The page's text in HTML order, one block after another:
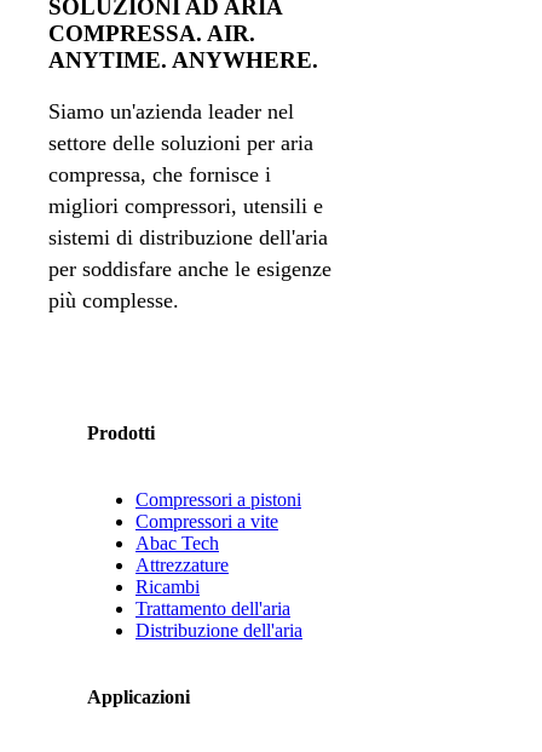
SOLUZIONI AD ARIA
COMPRESSA. AIR.
ANYTIME. ANYWHERE.
Siamo un'azienda leader nel
settore delle soluzioni per aria
compressa, che fornisce i
migliori compressori, utensili e
sistemi di distribuzione dell'aria
per soddisfare anche le esigenze
più complesse.
Prodotti
Compressori a pistoni
Compressori a vite
Abac Tech
Attrezzature
Ricambi
Trattamento dell'aria
Distribuzione dell'aria
Applicazioni